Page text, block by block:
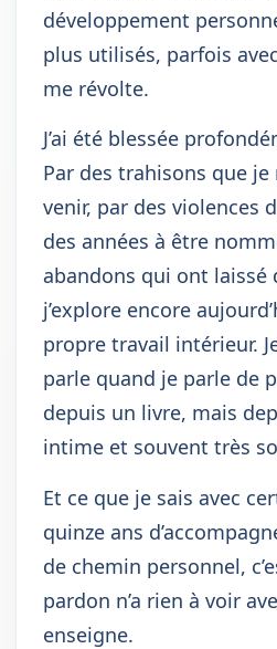
développement
plus utilisés, parfois
me révolte.
J’ai été blessée
Par des trahisons que je
venir, par des violences
des années à être
abandons qui ont laissé
j’explore encore
propre travail intérieur.
parle quand je parle de
depuis un livre, mais
intime et souvent très
Et ce que je sais avec
quinze ans
de chemin personnel,
pardon n’a rien à voir
enseigne.